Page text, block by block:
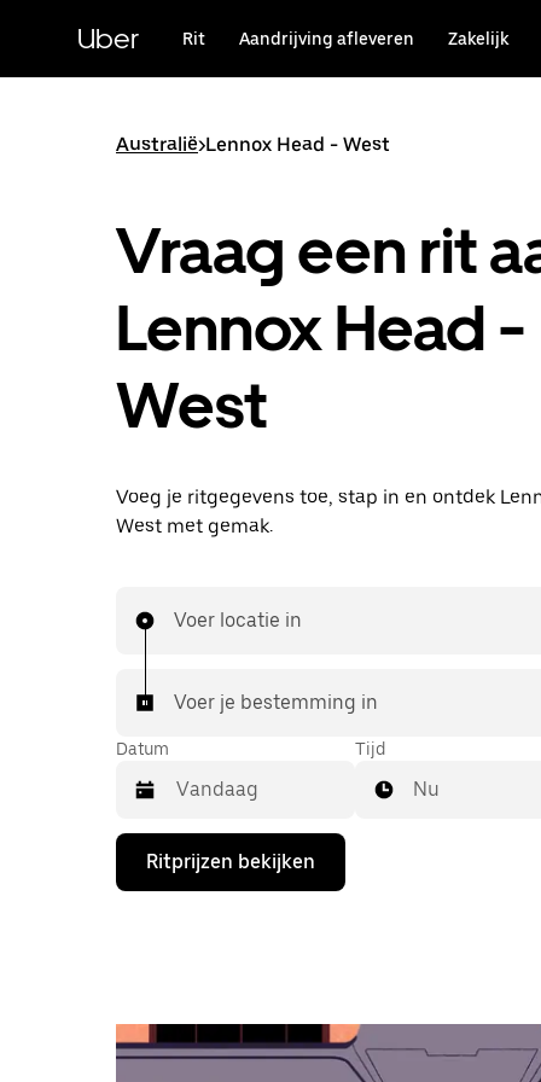
hoofdinhoudUber Rit Aandrijving afleveren Zakelijk
Australië>Lennox Head - West
Vraag een rit
Lennox Head -
West
Voeg je ritgegevens toe, stap in en ontdek
West met gemak.
Voer locatie in
Voer je bestemming in
Datum
Druk
de
te
openen
en
Tijd
Nu
Ritprijzen bekijken